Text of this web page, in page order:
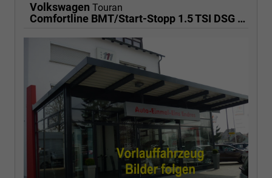
Volkswagen Touran
Comfortline BMT/Start-Stopp 1.5 TSI DSG Comfortline, 7-Sitzer, AHK, Navi, Kamera, Side, Winter, 3 J.-Garantie